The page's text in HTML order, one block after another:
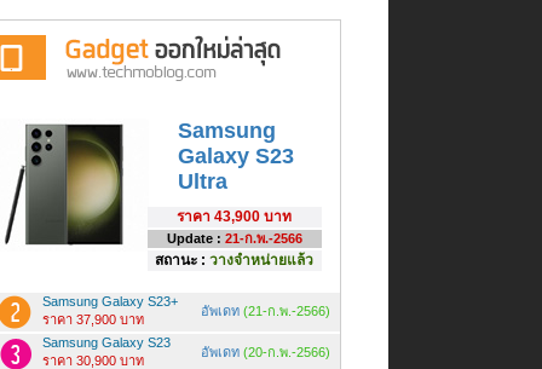
Samsung
Galaxy S23
Ultra
ราคา 43,900 บาท
Update : 21-ก.พ.-2566
สถานะ : วางจำหน่ายแล้ว
Samsung Galaxy S23+
ราคา 37,900 บาท
อัพเดท (21-ก.พ.-2566)
Samsung Galaxy S23
ราคา 30,900 บาท
อัพเดท (20-ก.พ.-2566)